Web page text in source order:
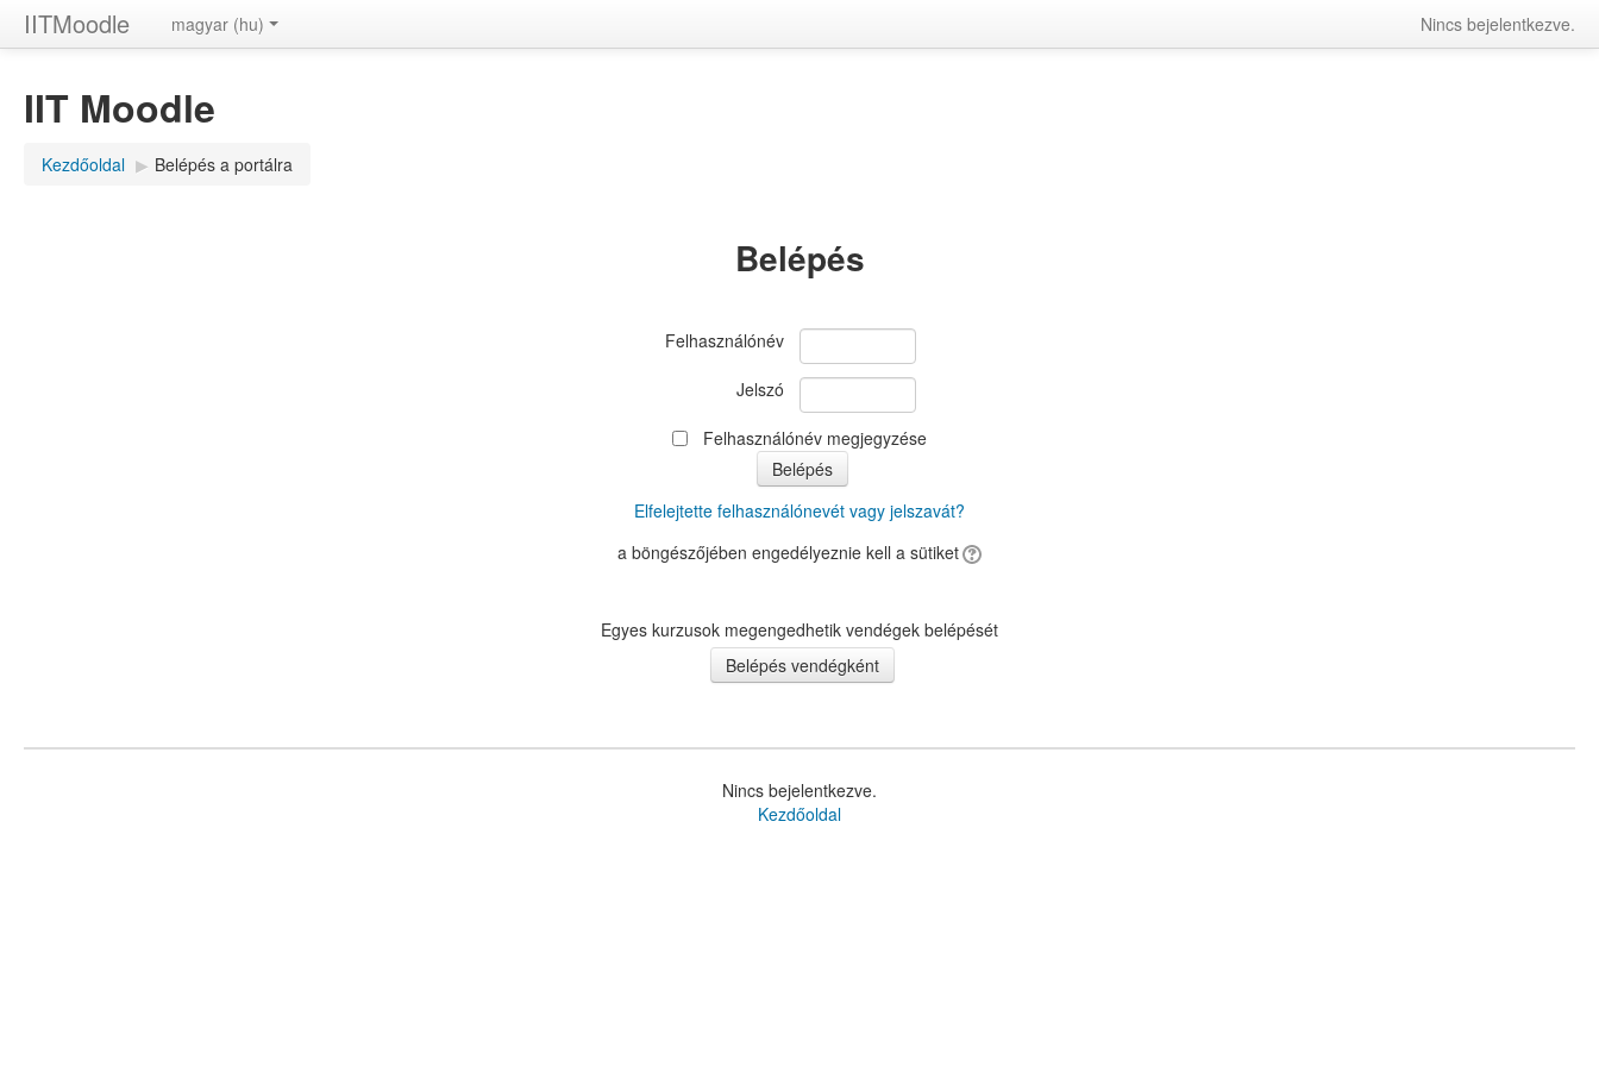
IITMoodle Nincs bejelentkezve.
magyar (hu)
IIT Moodle
Kezdőoldal ▶ Belépés a portálra
Belépés
Felhasználónév
Jelszó
Felhasználónév megjegyzése
Elfelejtette felhasználónevét vagy jelszavát?
a böngészőjében engedélyeznie kell a sütiket
Egyes kurzusok megengedhetik vendégek belépését
Nincs bejelentkezve.
Kezdőoldal